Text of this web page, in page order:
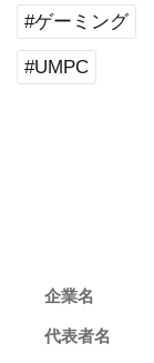
#ゲーミング
#UMPC
企業名
代表者名